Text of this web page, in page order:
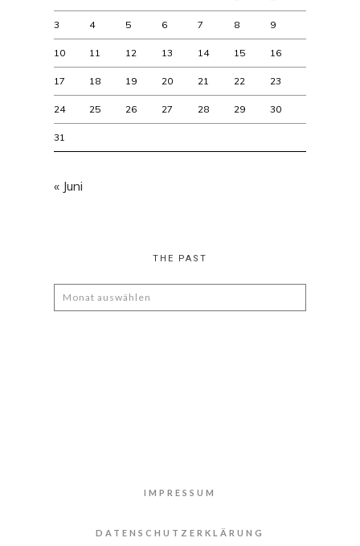
3 4 5 6 7 8 9
10 11 12 13 14 15 16
17 18 19 20 21 22 23
24 25 26 27 28 29 30
31
« Juni
THE PAST
The
Past
IMPRESSUM
DATENSCHUTZERKLÄRUNG